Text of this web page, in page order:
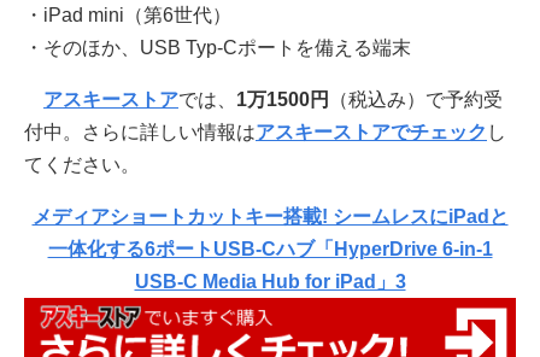
・iPad mini（第6世代）
・そのほか、USB Typ-Cポートを備える端末
アスキーストアでは、 1万1500円
（税込み）で予約受
付中。さらに詳しい情報はアスキーストアでチェック し
てください。
メディアショートカットキー搭載! シームレスにiPadと
一体化する6ポートUSB-Cハブ「HyperDrive 6-in-1
USB-C Media Hub for iPad」3